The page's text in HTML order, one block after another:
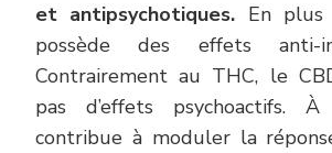
et antipsychotiques. En
possède des effets anti-
Contrairement au THC, le
pas d’effets psychoactifs.
contribue à moduler la